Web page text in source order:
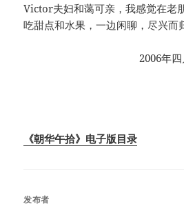
Victor夫妇和蔼可亲，我感觉在老
吃甜点和水果，一边闲聊，尽兴而
2006年
《朝华午拾》电子版目录
发布者